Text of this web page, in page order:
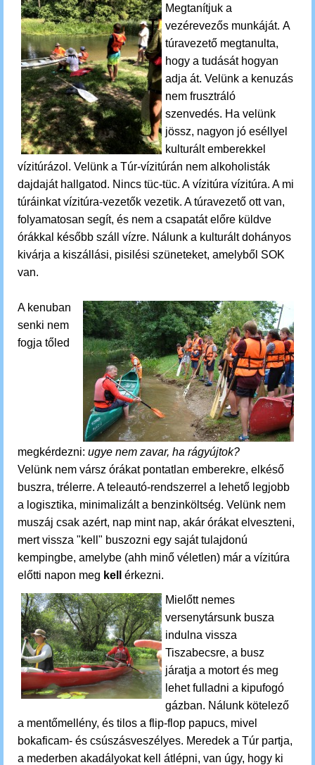
Megtanítjuk a
vezérevezős munkáját. A
túravezető megtanulta,
hogy a tudását hogyan
adja át. Velünk a kenuzás
nem frusztráló
szenvedés. Ha velünk
jössz, nagyon jó eséllyel
kulturált emberekkel
vízitúrázol. Velünk a Túr-vízitúrán nem alkoholisták
dajdaját hallgatod. Nincs tüc-tüc. A vízitúra vízitúra. A mi
túráinkat vízitúra-vezetők vezetik. A túravezető ott van,
folyamatosan segít, és nem a csapatát előre küldve
órákkal később száll vízre. Nálunk a kulturált dohányos
kivárja a kiszállási, pisilési szüneteket, amelyből SOK
van.
A kenuban
senki nem
fogja tőled
megkérdezni: ugye nem zavar, ha rágyújtok?
Velünk nem vársz órákat pontatlan emberekre, elkéső
buszra, trélerre. A teleautó-rendszerrel a lehető legjobb
a logisztika, minimalizált a benzinköltség. Velünk nem
muszáj csak azért, nap mint nap, akár órákat elveszteni,
mert vissza "kell" buszozni egy saját tulajdonú
kempingbe, amelybe (ahh minő véletlen) már a vízitúra
előtti napon meg kell érkezni.
Mielőtt nemes
versenytársunk busza
indulna vissza
Tiszabecsre, a busz
járatja a motort és meg
lehet fulladni a kipufogó
gázban. Nálunk kötelező
a mentőmellény, és tilos a flip-flop papucs, mivel
bokaficam- és csúszásveszélyes. Meredek a Túr partja,
a mederben akadályokat kell átlépni, van úgy, hogy ki